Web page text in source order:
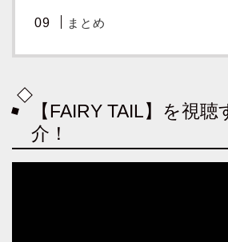
まとめ
【FAIRY TAIL】を視
介！